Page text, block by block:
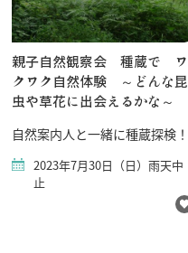
親子自然観察会 種蔵で ワ
クワク自然体験 ～どんな昆
虫や草花に出会えるかな～
自然案内人と一緒に種蔵探検！
2023年7月30日（日）雨天中
止